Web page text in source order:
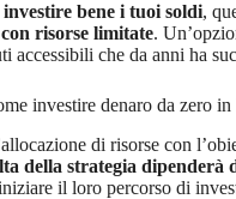
investire bene i tuoi soldi,
risorse limitate.
accessibili che da anni ha
investire denaro da zero
di risorse con
della strategia
il loro percorso di